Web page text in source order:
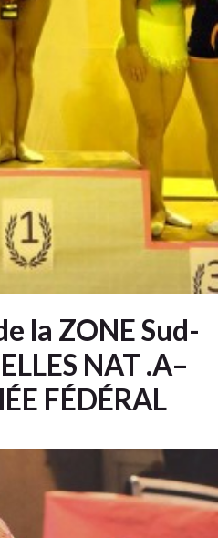
la ZONE Sud-
NAT .A–
FÉDÉRAL